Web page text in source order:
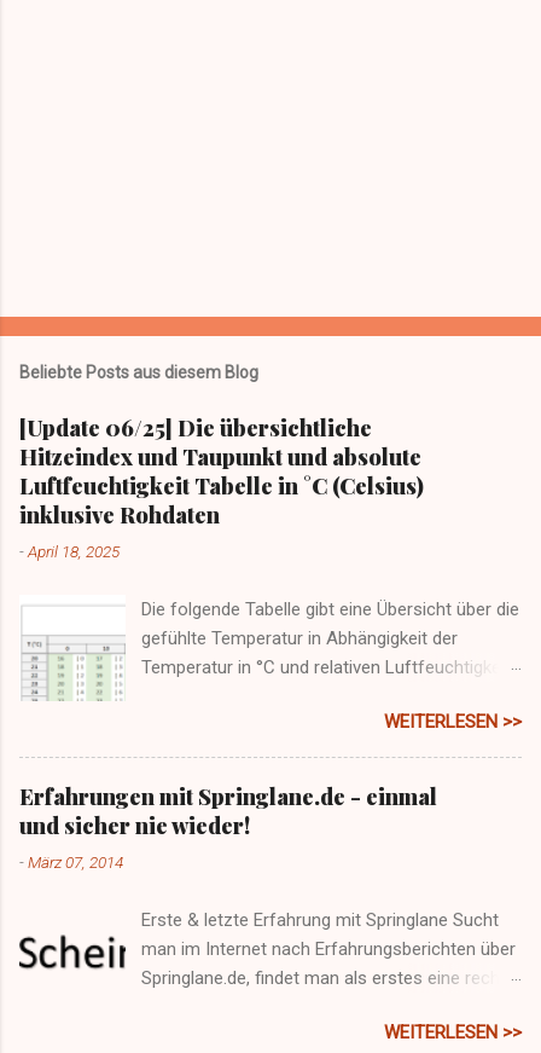
n
Beliebte Posts aus diesem Blog
[Update 06/25] Die übersichtliche
Hitzeindex und Taupunkt und absolute
Luftfeuchtigkeit Tabelle in °C (Celsius)
inklusive Rohdaten
-April 18, 2025
Die folgende Tabelle gibt eine Übersicht über die
gefühlte Temperatur in Abhängigkeit der
Temperatur in °C und relativen Luftfeuchtigkeit.
kalten Monaten Übersicht gibt wann etwa
Schimmel an Wänden entstehen kann (nämlich
bei Unterschreiten des Taupunkt und damit
Kondensation von Wasser an einer Oberfläche).
WEITERLESEN >>
Erfahrungen mit Springlane.de - einmal
und sicher nie wieder!
-März 07, 2014
Erste & letzte Erfahrung mit Springlane Sucht
man im Internet nach Erfahrungsberichten über
Springlane.de, findet man als erstes eine recht
auf trustpilot.de . Doch wenn man erst mal auf
WEITERLESEN >>